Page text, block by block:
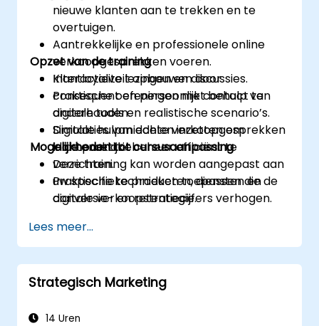
nieuwe klanten aan te trekken en te
overtuigen.
Aantrekkelijke en professionele online
verkoopgesprekken voeren.
Klantloyaliteit opbouwen door
consequent en persoonlijk contact te
onderhouden.
Digitale hulpmiddelen inzetten om
klantenrelatiebeheer efficiënt te
verrichten.
Praktische technieken toepassen die de
conversie- en retentiecijfers verhogen.
Opzet van de training
Interactieve lezingen en discussies.
Praktische oefeningen met behulp van
digitale tools en realistische scenario’s.
Simulaties van echte verkoopgesprekken
in de praktijk.
Mogelijkheden tot cursusaanpassing
Deze training kan worden aangepast aan
uw specifieke producten, diensten en
digitale verkoopstrategie.
Lees meer...
Strategisch Marketing
14 Uren